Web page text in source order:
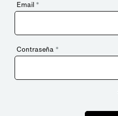
Email *
Contraseña *